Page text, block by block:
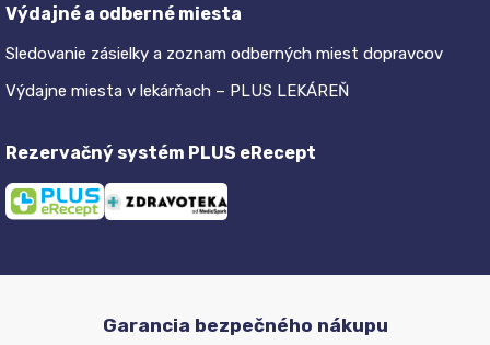
Výdajné a odberné miesta
Sledovanie zásielky a zoznam odberných miest dopravcov
Výdajne miesta v lekárňach – PLUS LEKÁREŇ
Rezervačný systém PLUS eRecept
Garancia bezpečného nákupu